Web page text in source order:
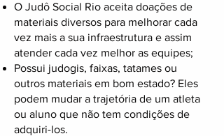
O Judô Social Rio aceita doações de
materiais diversos para melhorar cada
vez mais a sua infraestrutura e assim
atender cada vez melhor as equipes;
Possui judogis, faixas, tatames ou
outros materiais em bom estado? Eles
podem mudar a trajetória de um atleta
ou aluno que não tem condições de
adquiri-los.